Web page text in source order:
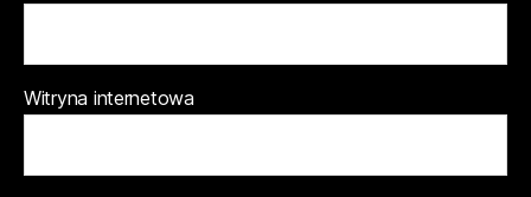
Witryna internetowa